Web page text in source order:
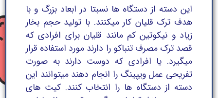
این دسته از دستگاه ها نسبتا در ابعاد بزرگ و با
هدف ترک قلیان کار میکنند. با تولید حجم بخار
زیاد و نیکوتین کم مانند قلیان برای افرادی که
قصد ترک مصرف تنباکو را دارند مورد استفاده قرار
میگیرد. یا افرادی که دوست دارند به صورت
تفریحی عمل ویپینگ را انجام دهند میتوانند این
دسته از دستگاه ها را انتخاب کنند. کیت های